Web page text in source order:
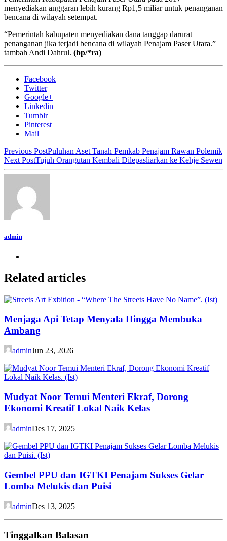
menyediakan anggaran lebih kurang Rp1,5 miliar untuk penanganan
bencana di wilayah setempat.
“Pemerintah kabupaten menyediakan dana tanggap darurat
penanganan jika terjadi bencana di wilayah Penajam Paser Utara.”
tambah Andi Dahrul. (bp/*ra)
Facebook
Twitter
Google+
Linkedin
Tumblr
Pinterest
Mail
Previous PostPuluhan Aset Tanah Pemkab Penajam Rawan Polemik
Next PostTujuh Orangutan Kembali Dilepasliarkan ke Kehje Sewen
admin
Related articles
Menjaga Api Tetap Menyala Hingga Membuka
Ambang
adminJun 23, 2026
Mudyat Noor Temui Menteri Ekraf, Dorong
Ekonomi Kreatif Lokal Naik Kelas
adminDes 17, 2025
Gembel PPU dan IGTKI Penajam Sukses Gelar
Lomba Melukis dan Puisi
adminDes 13, 2025
Tinggalkan Balasan